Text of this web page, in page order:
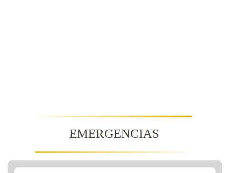
EMERGENCIAS